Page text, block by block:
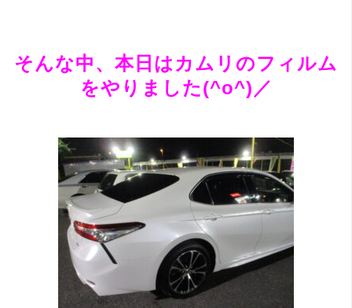
そんな中、本日はカムリのフィルム
をやりました(^o^)／